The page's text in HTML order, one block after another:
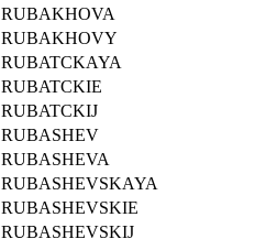
RUBAKHOVA
RUBAKHOVY
RUBATCKAYA
RUBATCKIE
RUBATCKIJ
RUBASHEV
RUBASHEVA
RUBASHEVSKAYA
RUBASHEVSKIE
RUBASHEVSKIJ